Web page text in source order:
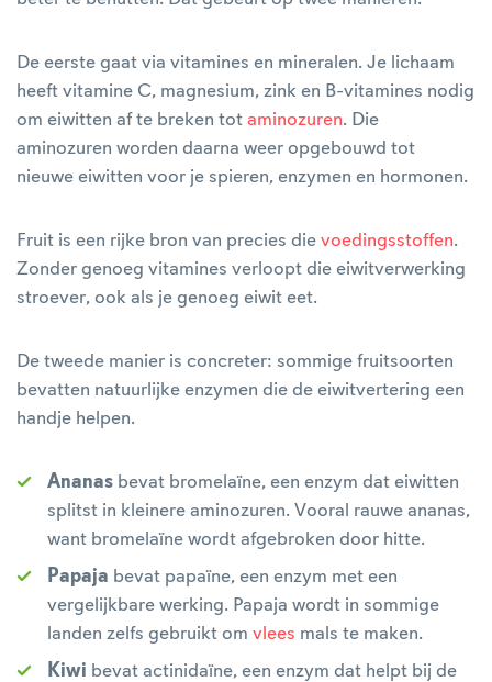
De eerste gaat via vitamines en mineralen. Je lichaam
heeft vitamine C, magnesium, zink en B-vitamines nodig
om eiwitten af te breken tot aminozuren. Die
aminozuren worden daarna weer opgebouwd tot
nieuwe eiwitten voor je spieren, enzymen en hormonen.
Fruit is een rijke bron van precies die voedingsstoffen.
Zonder genoeg vitamines verloopt die eiwitverwerking
stroever, ook als je genoeg eiwit eet.
De tweede manier is concreter: sommige fruitsoorten
bevatten natuurlijke enzymen die de eiwitvertering een
handje helpen.
Ananas bevat bromelaïne, een enzym dat eiwitten
splitst in kleinere aminozuren. Vooral rauwe ananas,
want bromelaïne wordt afgebroken door hitte.
Papaja bevat papaïne, een enzym met een
vergelijkbare werking. Papaja wordt in sommige
landen zelfs gebruikt om vlees mals te maken.
Kiwi bevat actinidaïne, een enzym dat helpt bij de